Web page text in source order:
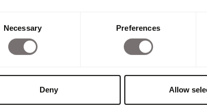
Necessary Preferences
Deny Allow
Built with Frontify
AI at Frontify
Frontify MCP
Digital Asset Management
Integrationen